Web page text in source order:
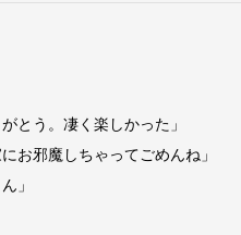
とう。凄く楽しかった」
お邪魔しちゃってごめんね」
」